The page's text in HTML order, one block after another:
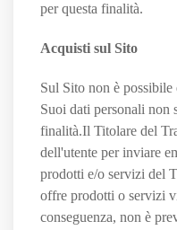
per questa finalità.
Acquisti sul Sito
Sul Sito non è
Suoi dati personali non
finalità.Il Titolare del
dell'utente per inviare
prodotti e/o servizi del
offre prodotti o servizi
conseguenza, non è